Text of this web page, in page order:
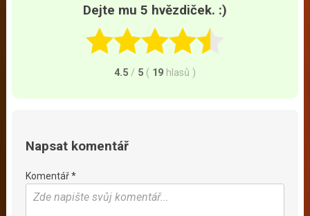
Dejte mu 5 hvězdiček. :)
4.5 / 5 ( 19 hlasů )
Napsat komentář
Komentář *